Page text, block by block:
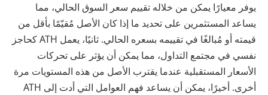
يوفر معيارًا يمكن من خلاله تقييم سعر السوق الحالي، مما
يساعد المستثمرين على تحديد ما إذا كان الأصل مُقيّمًا بأقل من
قيمته أو مُبالغًا في تقييمه بسعره الحالي. ثانيًا، يعمل ATH كحاجز
نفسي في مجتمع التداول، مما يمكن أن يؤثر على تحركات
الأسعار المستقبلية عندما يقترب الأصل من هذه المستويات مرة
أخرى. أخيرًا، يمكن أن يساعد فهم العوامل التي أدت إلى ATH